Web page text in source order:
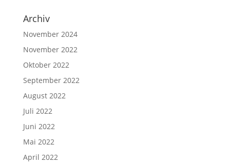
Archiv
November 2024
November 2022
Oktober 2022
September 2022
August 2022
Juli 2022
Juni 2022
Mai 2022
April 2022